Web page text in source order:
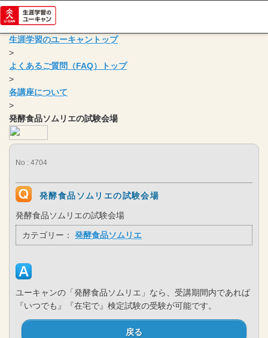
生涯学習のユーキャントップ
>
よくあるご質問（FAQ）トップ
>
各講座について
>
発酵食品ソムリエの試験会場
No : 4704
発酵食品ソムリエの試験会場
発酵食品ソムリエの試験会場
カテゴリー： 発酵食品ソムリエ
ユーキャンの「発酵食品ソムリエ」なら、受講期間内であれば
『いつでも』『在宅で』検定試験の受験が可能です。
戻る